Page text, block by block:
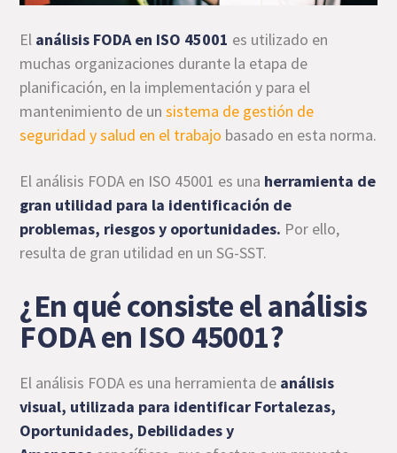
El análisis FODA en ISO 45001 es utilizado en
muchas organizaciones durante la etapa de
planificación, en la implementación y para el
mantenimiento de unsistema de gestión de
seguridad y salud en el trabajo basado en esta norma.
El análisis FODA en ISO 45001 es una herramienta de
gran utilidad para la identificación de
problemas, riesgosy oportunidades. Por ello,
resulta de gran utilidad en un SG-SST.
¿En qué consiste el análisis
FODA en ISO 45001?
El análisis FODA es una herramienta de análisis
visual, utilizada para identificar Fortalezas,
Oportunidades, Debilidades y